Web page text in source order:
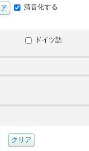
清音化する
ドイツ語